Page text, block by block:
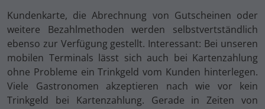
Kundenkarte, die Abrechnung von Gutscheinen oder
weitere Bezahlmethoden werden selbstvertständlich
ebenso zur Verfügung gestellt. Interessant: Bei unseren
mobilen Terminals lässt sich auch bei Kartenzahlung
ohne Probleme ein Trinkgeld vom Kunden hinterlegen.
Viele Gastronomen akzeptieren nach wie vor kein
Trinkgeld bei Kartenzahlung. Gerade in Zeiten von